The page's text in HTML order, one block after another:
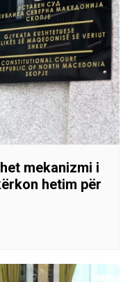
mekanizmi i
hetim për